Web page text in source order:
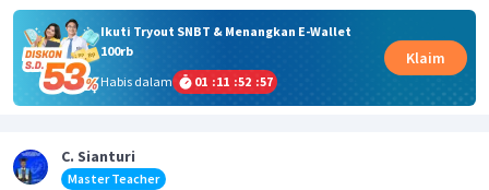
Ikuti Tryout SNBT & Menangkan E-Wallet
100rb
Habis dalam
01 :11 :52 :57
Klaim
C. Sianturi
Master Teacher